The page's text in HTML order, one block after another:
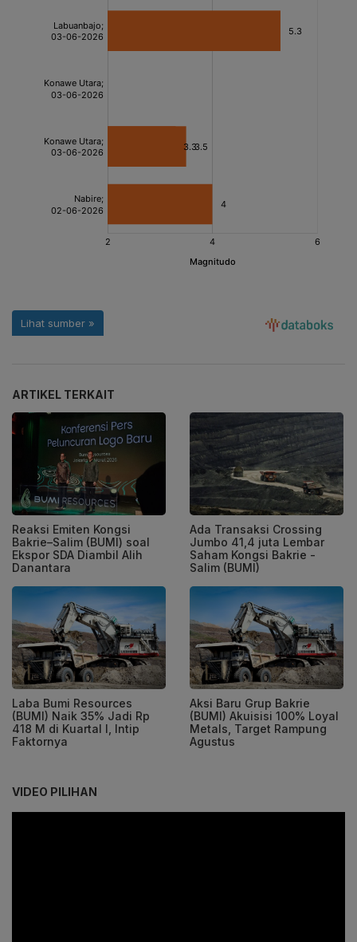
ARTIKEL TERKAIT
Reaksi Emiten Kongsi
Bakrie–Salim (BUMI) soal
Ekspor SDA Diambil Alih
Danantara
Ada Transaksi Crossing
Jumbo 41,4 juta Lembar
Saham Kongsi Bakrie -
Salim (BUMI)
Laba Bumi Resources
(BUMI) Naik 35% Jadi Rp
418 M di Kuartal I, Intip
Faktornya
Aksi Baru Grup Bakrie
(BUMI) Akuisisi 100% Loyal
Metals, Target Rampung
Agustus
VIDEO PILIHAN